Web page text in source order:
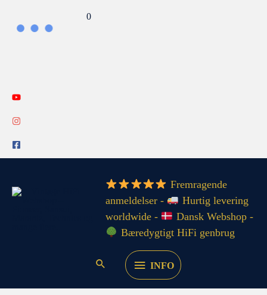
0
Fremragende
anmeldelser -
Hurtig levering
worldwide -
Dansk Webshop -
Bæredygtigt HiFi genbrug
INFO
INFO